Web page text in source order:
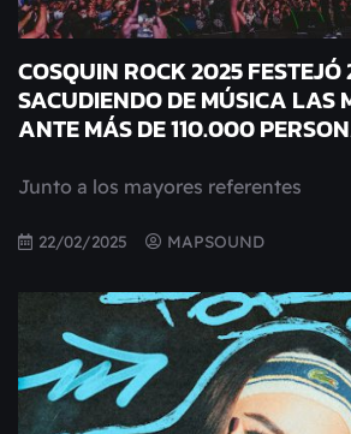
COSQUIN ROCK 2025
SACUDIENDO DE MÚSICA LAS
ANTE MÁS DE 110.000
Junto a los mayores referentes
22/02/2025 MAPSOUND